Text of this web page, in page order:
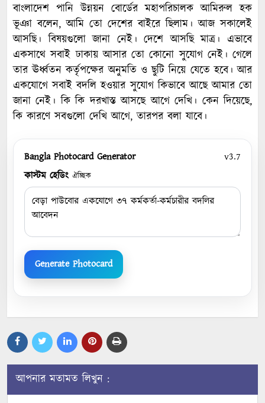
বাংলাদেশ পানি উন্নয়ন বোর্ডের মহাপরিচালক আমিরুল হক
ভূঞা বলেন, আমি তো দেশের বাইরে ছিলাম। আজ সকালেই
আসছি। বিষয়গুলো জানা নেই। দেশে আসছি মাত্র। এভাবে
একসাথে সবাই ঢাকায় আসার তো কোনো সুযোগ নেই। গেলে
তার ঊর্ধ্বতন কর্তৃপক্ষের অনুমতি ও ছুটি নিয়ে যেতে হবে। আর
একযোগে সবাই বদলি হওয়ার সুযোগ কিভাবে আছে আমার তো
জানা নেই। কি কি দরখাস্ত আসছে আগে দেখি। কেন দিয়েছে,
কি কারণে সবগুলো দেখি আগে, তারপর বলা যাবে।
Bangla Photocard Generator
v3.7
কাস্টম হেডিং ঐচ্ছিক
Generate Photocard
আপনার মতামত লিখুন :